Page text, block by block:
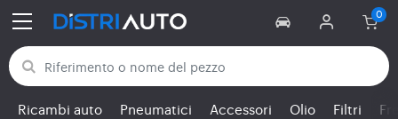
Torna alle categorie
Ricambi auto Pneumatici Accessori Olio Filtri